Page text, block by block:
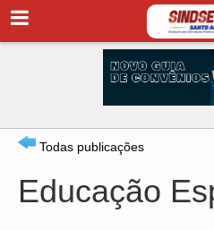
Todas publicações
Educação